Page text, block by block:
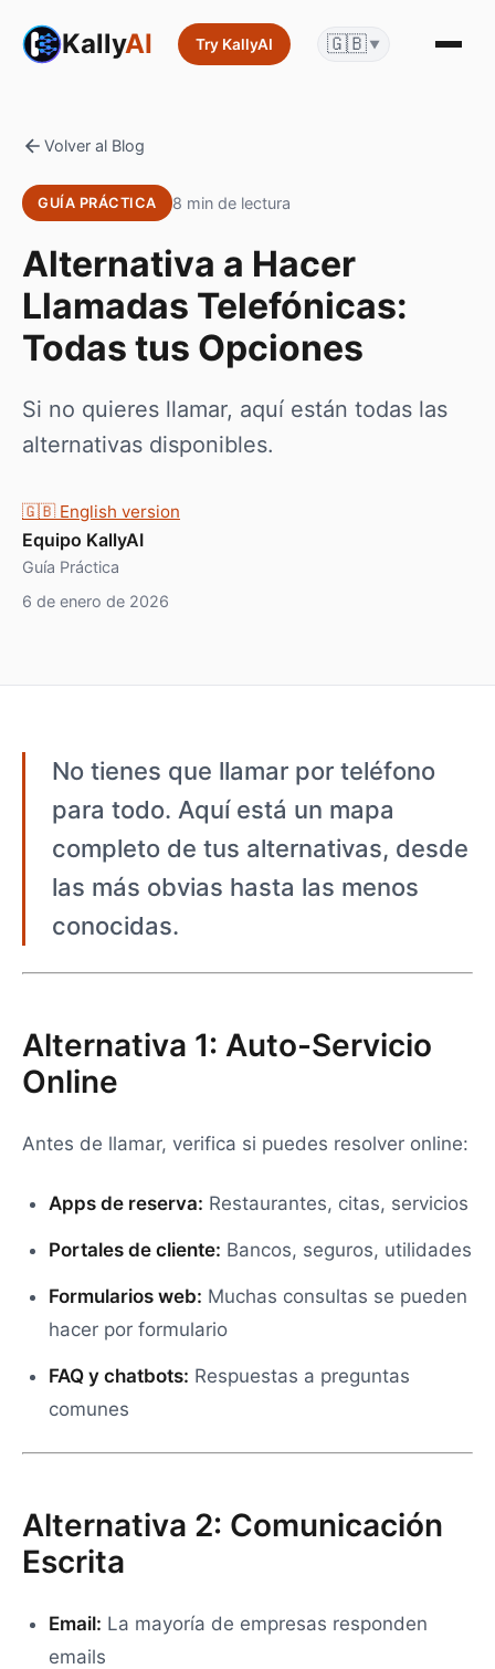
KallyAI Try KallyAI 🇬🇧 ▼
Volver al Blog
GUÍA PRÁCTICA 8 min de lectura
Alternativa a Hacer
Llamadas Telefónicas:
Todas tus Opciones
Si no quieres llamar, aquí están todas las
alternativas disponibles.
🇬🇧 English version
Equipo KallyAI
Guía Práctica
6 de enero de 2026
No tienes que llamar por teléfono
para todo. Aquí está un mapa
completo de tus alternativas, desde
las más obvias hasta las menos
conocidas.
Alternativa 1: Auto-Servicio
Online
Antes de llamar, verifica si puedes resolver online:
Apps de reserva: Restaurantes, citas, servicios
Portales de cliente: Bancos, seguros, utilidades
Formularios web: Muchas consultas se pueden
hacer por formulario
FAQ y chatbots: Respuestas a preguntas
comunes
Alternativa 2: Comunicación
Escrita
Email: La mayoría de empresas responden
emails